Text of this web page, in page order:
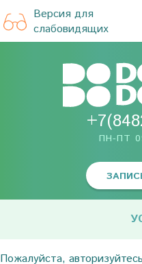
Версия для
слабовидящих
ПН-ПТ
Пожалуйста,